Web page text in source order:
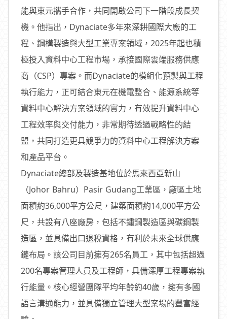
能與東元攜手合作，共同開啟公司下一階段成長契
機。他指出，Dynaciate多年來深耕國際大廠的工
程、鋼構製造與大型工業專案領域，2025年起也積
極投入資料中心工程市場，承接國際雲端服務供應
商（CSP）專案。而Dynaciate的模組化預製與工程
執行能力，正可結合東元在機電整合、能源系統等
資料中心解決方案領域的實力，有效提升資料中心
工程效率與交付能力，非常期待透過戰略性的結
盟，共同打造更具競爭力的資料中心工程解決方案
和產品平台。
Dynaciate總部及製造基地位於馬來西亞新山
（Johor Bahru）Pasir Gudang工業區，廠區土地
面積約36,000平方公尺，建築面積約14,000平方公
尺，共設有八座廠房，包括不鏽鋼製造區與碳鋼製
造區，並具備出口退稅資格，有利於未來全球供應
鏈布局。該公司目前擁有265名員工，其中包括超過
200名專案管理人員及工程師，具備深厚工程專案執
行能量。核心經營團隊平均年齡約40歲，擁有多國
語言溝通能力，並具備獨立管理大型案場的豐富經